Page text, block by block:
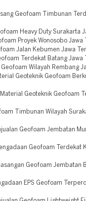
Geofoam Timbunan
Heavy Duty Surakarta
Proyek Wonosobo Jawa
Jalan Kebumen Jawa
Terdekat Batang Jawa
Wilayah Rembang
Geoteknik Geofoam
Geoteknik Geofoam
Timbunan Wilayah
Geofoam Jembatan
Geofoam Terdekat
Geofoam Jembatan
EPS Geofoam